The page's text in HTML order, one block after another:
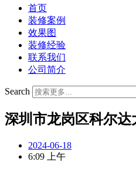
首页
装修案例
效果图
装修经验
联系我们
公司简介
Search
深圳市龙岗区科尔
2024-06-18
6:09 上午